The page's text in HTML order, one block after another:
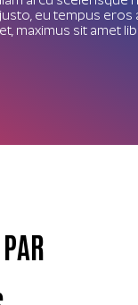
eu tempus eros
maximus sit amet